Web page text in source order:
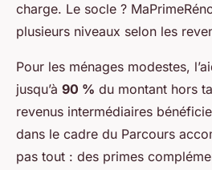
charge. Le socle ?
plusieurs niveaux selon les
Pour les ménages modestes,
jusqu’à 90 % du montant hors
revenus intermédiaires
dans le cadre du Parcours
pas tout : des primes